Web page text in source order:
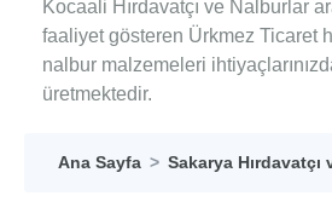
Kocaali Hırdavatçı ve Nalburlar
faaliyet gösteren Ürkmez Ticaret
nalbur malzemeleri
üretmektedir.
Ana Sayfa Sakarya Hırdavatçı